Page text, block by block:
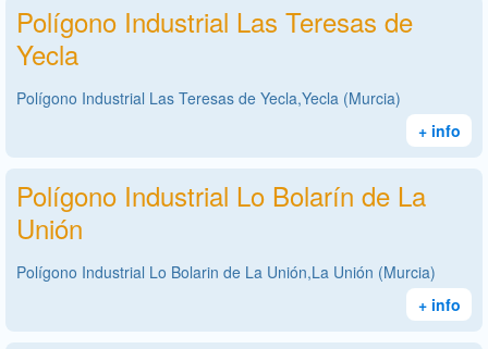
Polígono Industrial Las Teresas de
Yecla
Polígono Industrial Las Teresas de Yecla,Yecla (Murcia)
+ info
Polígono Industrial Lo Bolarín de La
Unión
Polígono Industrial Lo Bolarin de La Unión,La Unión (Murcia)
+ info